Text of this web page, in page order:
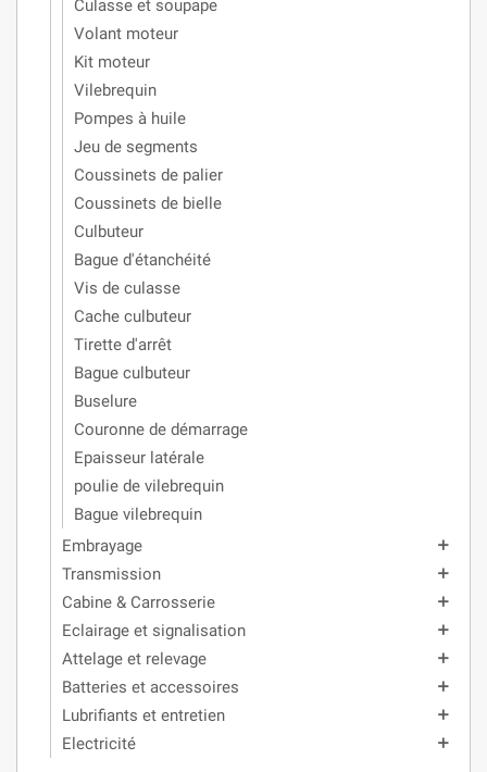
Culasse et soupape
Volant moteur
Kit moteur
Vilebrequin
Pompes à huile
Jeu de segments
Coussinets de palier
Coussinets de bielle
Culbuteur
Bague d'étanchéité
Vis de culasse
Cache culbuteur
Tirette d'arrêt
Bague culbuteur
Buselure
Couronne de démarrage
Epaisseur latérale
poulie de vilebrequin
Bague vilebrequin
Embrayage
add
Transmission add
Cabine & Carrosserie add
Eclairage et signalisation add
Attelage et relevage add
Batteries et accessoires add
Lubrifiants et entretien add
Electricité add